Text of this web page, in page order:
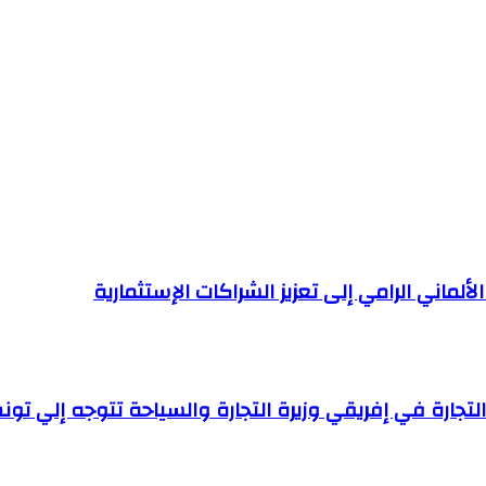
الرامي إلى تعزيز الشراكات الإستثمارية
في إفريقي وزيرة التجارة والسياحة تتوجه إلي